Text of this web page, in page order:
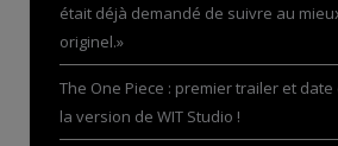
était déjà demandé de suivre au
originel.»
The One Piece : premier trailer et
la version de WIT Studio !